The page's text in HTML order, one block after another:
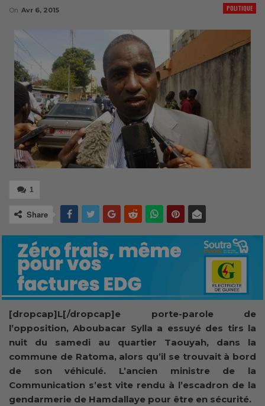
POLITIQUE
On Avr 6, 2015
1
Share
[dropcap]L[/dropcap]e porte-parole de
l’opposition, Aboubacar Sylla a essuyé des tirs la
nuit du samedi au quartier Taouyah, dans la
commune de Ratoma, alors qu’il se trouvait à bord
de son véhiculé. L’ancien ministre de la
Communication s’est vite rendu à l’escadron de la
gendarmerie de Hamdallaye pour être en sécurité.